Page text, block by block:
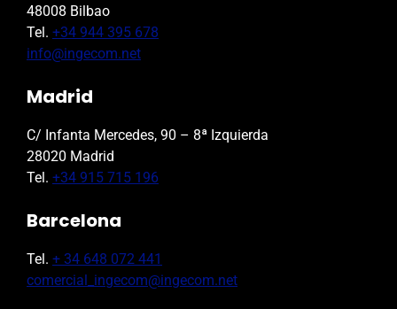
48008 Bilbao
Tel. +34 944 395 678
info@ingecom.net
Madrid
C/ Infanta Mercedes, 90 – 8ª Izquierda
28020 Madrid
Tel. +34 915 715 196
Barcelona
Tel. + 34 648 072 441
comercial_ingecom@ingecom.net